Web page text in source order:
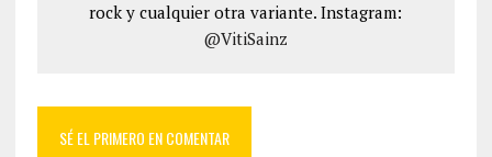
rock y cualquier otra variante. Instagram:
@VitiSainz
SÉ EL PRIMERO EN COMENTAR